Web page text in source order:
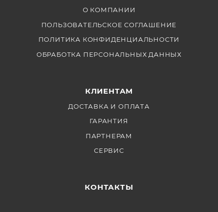
О КОМПАНИИ
ПОЛЬЗОВАТЕЛЬСКОЕ СОГЛАШЕНИЕ
ПОЛИТИКА КОНФИДЕНЦИАЛЬНОСТИ
ОБРАБОТКА ПЕРСОНАЛЬНЫХ ДАННЫХ
КЛИЕНТАМ
ДОСТАВКА И ОПЛАТА
ГАРАНТИЯ
ПАРТНЕРАМ
СЕРВИС
КОНТАКТЫ